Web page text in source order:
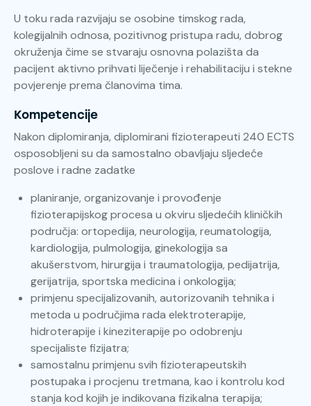
U toku rada razvijaju se osobine timskog rada,
kolegijalnih odnosa, pozitivnog pristupa radu, dobrog
okruženja čime se stvaraju osnovna polazišta da
pacijent aktivno prihvati liječenje i rehabilitaciju i stekne
povjerenje prema članovima tima.
Kompetencije
Nakon diplomiranja, diplomirani fizioterapeuti 240 ECTS
osposobljeni su da samostalno obavljaju sljedeće
poslove i radne zadatke
planiranje, organizovanje i provođenje
fizioterapijskog procesa u okviru sljedećih kliničkih
područja: ortopedija, neurologija, reumatologija,
kardiologija, pulmologija, ginekologija sa
akušerstvom, hirurgija i traumatologija, pedijatrija,
gerijatrija, sportska medicina i onkologija;
primjenu specijalizovanih, autorizovanih tehnika i
metoda u područjima rada elektroterapije,
hidroterapije i kineziterapije po odobrenju
specijaliste fizijatra;
samostalnu primjenu svih fizioterapeutskih
postupaka i procjenu tretmana, kao i kontrolu kod
stanja kod kojih je indikovana fizikalna terapija;